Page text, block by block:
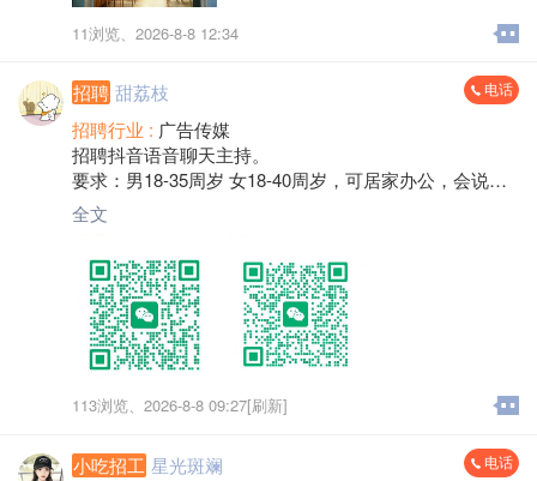
11浏览、 2026-8-8 12:34
招聘 甜荔枝 电话
招聘行业 : 广告传媒
招聘抖音语音聊天主持。
要求：男18-35周岁 女18-40周岁，可居家办公，会说普
通话。
纯绿色语音聊天室类型的直播，无才艺要求，活跃互动
即可，类似电台的直播模式。
每天3-6小时直播时长，居家戴上耳机，在相对安静的环
境下就可以工作了。
接受新手小白，无经验，来者不拒。
女生提供保底，每天都可从抖音钱包自提薪资。
公司提供一对一辅导，晋升通道透明，全程无任何费
全文
113浏览、 2026-8-8 09:27[刷新]
小吃招工 星光斑斓 电话